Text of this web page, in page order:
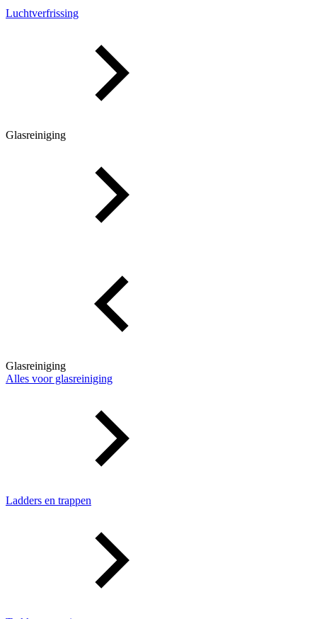
Luchtverfrissing
Glasreiniging
Glasreiniging
Alles voor glasreiniging
Ladders en trappen